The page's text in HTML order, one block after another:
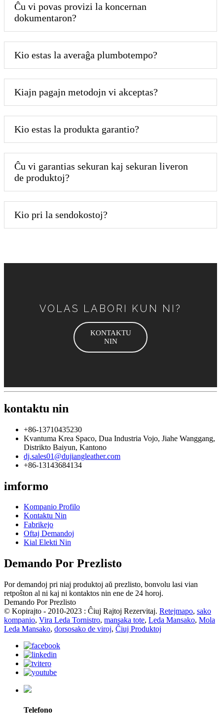
Ĉu vi povas provizi la koncernan
dokumentaron?
Kio estas la averaĝa plumbotempo?
Kiajn pagajn metodojn vi akceptas?
Kio estas la produkta garantio?
Ĉu vi garantias sekuran kaj sekuran liveron
de produktoj?
Kio pri la sendokostoj?
VOLAS LABORI KUN NI?
KONTAKTU
NIN
kontaktu nin
+86-13710435230
Kvantuma Krea Spaco, Dua Industria Vojo, Jiahe Wanggang,
Distrikto Baiyun, Kantono
dj.sales01@dujiangleather.com
+86-13143684134
imformo
Kompanio Profilo
Kontaktu Nin
Fabrikejo
Oftaj Demandoj
Kial Elekti Nin
Demando Por Prezlisto
Por demandoj pri niaj produktoj aŭ prezlisto, bonvolu lasi vian
retpoŝton al ni kaj ni kontaktos nin ene de 24 horoj.
Demando Por Prezlisto
© Kopirajto - 2010-2023 : Ĉiuj Rajtoj Rezervitaj. Retejmapo, sako
kompanio, Vira Leda Tornistro, mansaka tote, Leda Mansako, Mola
Leda Mansako, dorsosako de viroj, Ĉiuj Produktoj
Telefono